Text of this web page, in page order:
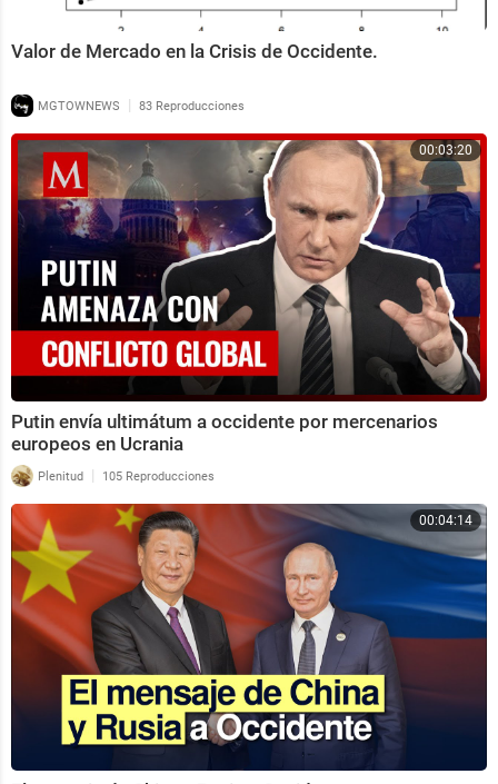
Valor de Mercado en la Crisis de Occidente.
MGTOWNEWS | 83 Reproducciones
00:03:20
Putin envía ultimátum a occidente por mercenarios
europeos en Ucrania
Plenitud | 105 Reproducciones
00:04:14